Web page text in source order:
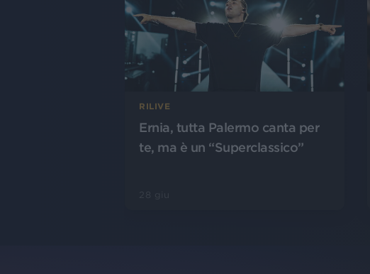
RILIVE
Ernia, tutta Palermo canta per
te, ma è un “Superclassico”